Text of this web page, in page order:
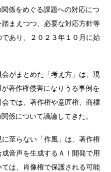
係をめぐる課題への対応につ
まえつつ、必要な対応方針等
あり、２０２３年１０月に始
がまとめた「考え方」は、現
著作権侵害になりうる事例を
では、著作権や意匠権、商標
係について議論してきた。
至らない「作風」は、著作権
音声を生成するＡＩ開発で用
は、肖像権で保護される可能